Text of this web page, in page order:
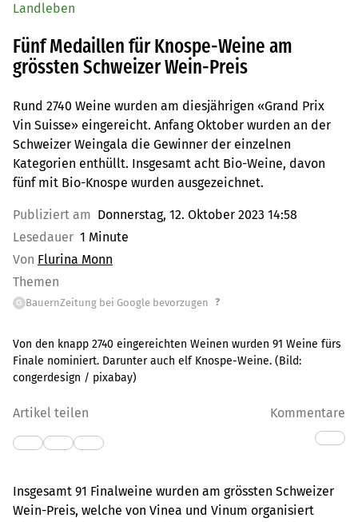
Landleben
Fünf Medaillen für Knospe-Weine am
grössten Schweizer Wein-Preis
Rund 2740 Weine wurden am diesjährigen «Grand Prix
Vin Suisse» eingereicht. Anfang Oktober wurden an der
Schweizer Weingala die Gewinner der einzelnen
Kategorien enthüllt. Insgesamt acht Bio-Weine, davon
fünf mit Bio-Knospe wurden ausgezeichnet.
Publiziert am Donnerstag, 12. Oktober 2023 14:58
Lesedauer 1 Minute
Von Flurina Monn
Themen
G BauernZeitung bei Google bevorzugen ?
Von den knapp 2740 eingereichten Weinen wurden 91 Weine fürs
Finale nominiert. Darunter auch elf Knospe-Weine. (Bild:
congerdesign / pixabay)
Artikel teilen Kommentare
Insgesamt 91 Finalweine wurden am grössten Schweizer
Wein-Preis, welche von Vinea und Vinum organisiert